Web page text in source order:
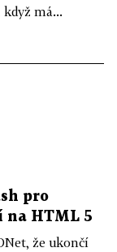
má...
pro
na HTML 5
že ukončí